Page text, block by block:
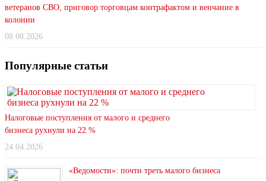
ветеранов СВО, приговор торговцам контрафактом и венчание в
колонии
08.08.2026
Популярные статьи
Налоговые поступления от малого и среднего
бизнеса рухнули на 22 %
24.04.2026
«Ведомости»: почти треть малого бизнеса